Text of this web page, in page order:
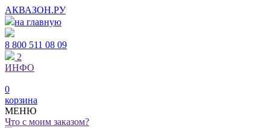
АКВАЗОН.РУ
на главную
8 800 511 08 09
2
ИНФО
0
корзина
МЕНЮ
Что с моим заказом?